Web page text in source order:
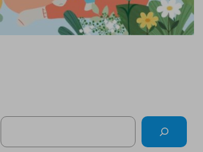
Search